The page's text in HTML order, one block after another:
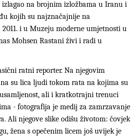
izlagao na brojnim izložbama u Iranu i
kojih su najznačajnije na
i u Muzeju moderne umjetnosti u
Mohsen Rastani živi i radi u
ratni reporter. Na njegovim
su lica ljudi tokom rata na kojima su
ali i kratkotrajni trenuci
- fotografija je medij za zamrzavanje
Ali njegove slike odišu životom: čovjek
žena s opečenim licem još uvijek je